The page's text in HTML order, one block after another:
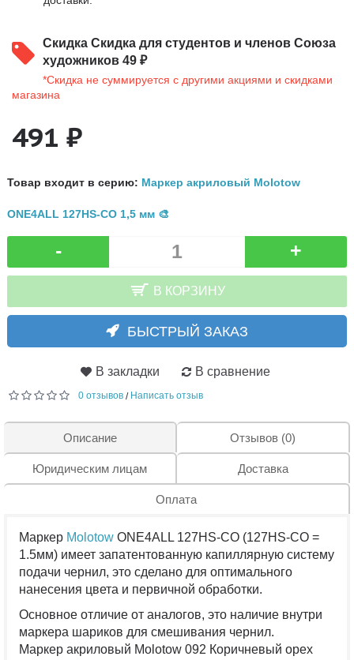
Скидка Скидка для студентов и членов Союза
художников 49 ₽
*Скидка не суммируется с другими акциями и скидками
магазина
491 ₽
Товар входит в серию: Маркер акриловый Molotow
ONE4ALL 127HS-CO 1,5 мм 🎨
- +
В КОРЗИНУ
БЫСТРЫЙ ЗАКАЗ
В закладки В сравнение
0 отзывов / Написать отзыв
Описание Отзывов (0)
Юридическим лицам Доставка
Оплата
Маркер Molotow ONE4ALL 127HS-CO (127HS-CO =
1.5мм) имеет запатентованную капиллярную систему
подачи чернил, это сделано для оптимального
нанесения цвета и первичной обработки.
Основное отличие от аналогов, это наличие внутри
маркера шариков для смешивания чернил.
Маркер акриловый Molotow 092 Коричневый орех